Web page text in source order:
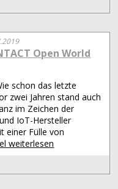
Open World
schon das letzte
zwei Jahren stand auch
im Zeichen der
IoT-Hersteller
einer Fülle von
weiterlesen